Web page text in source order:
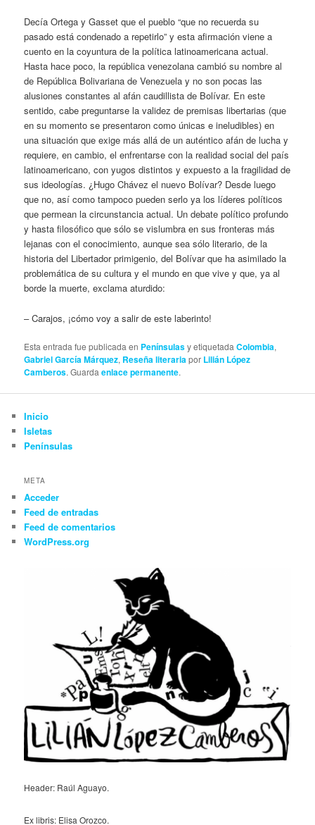
Decía Ortega y Gasset que el pueblo “que no recuerda su
pasado está condenado a repetirlo” y esta afirmación viene a
cuento en la coyuntura de la política latinoamericana actual.
Hasta hace poco, la república venezolana cambió su nombre al
de República Bolivariana de Venezuela y no son pocas las
alusiones constantes al afán caudillista de Bolívar. En este
sentido, cabe preguntarse la validez de premisas libertarias (que
en su momento se presentaron como únicas e ineludibles) en
una situación que exige más allá de un auténtico afán de lucha y
requiere, en cambio, el enfrentarse con la realidad social del país
latinoamericano, con yugos distintos y expuesto a la fragilidad de
sus ideologías. ¿Hugo Chávez el nuevo Bolívar? Desde luego
que no, así como tampoco pueden serlo ya los líderes políticos
que permean la circunstancia actual. Un debate político profundo
y hasta filosófico que sólo se vislumbra en sus fronteras más
lejanas con el conocimiento, aunque sea sólo literario, de la
historia del Libertador primigenio, del Bolívar que ha asimilado la
problemática de su cultura y el mundo en que vive y que, ya al
borde la muerte, exclama aturdido:
– Carajos, ¡cómo voy a salir de este laberinto!
Esta entrada fue publicada en Penínsulasy etiquetadaColombia,
Gabriel García Márquez, Reseña literariapor Lilián López
Camberos. Guardaenlace permanente.
Inicio
Isletas
Penínsulas
META
Acceder
Feed de entradas
Feed de comentarios
WordPress.org
Header: Raúl Aguayo.
Ex libris: Elisa Orozco.